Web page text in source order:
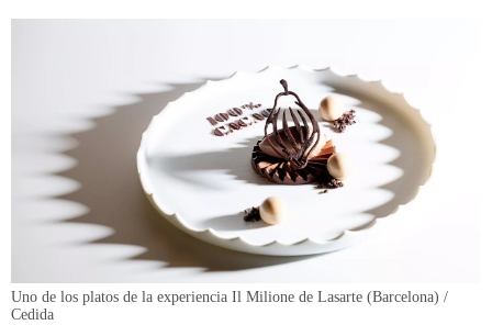
Uno de los platos de la experiencia Il Milione de Lasarte (Barcelona) /
Cedida